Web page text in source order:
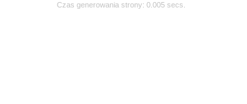
Czas generowania strony: 0.005 secs.